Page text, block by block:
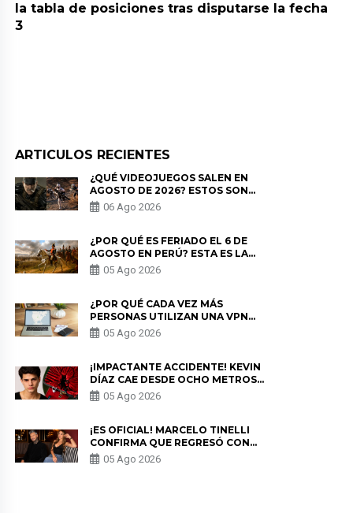
la tabla de posiciones tras disputarse la fecha
3
ARTICULOS RECIENTES
¿QUÉ VIDEOJUEGOS SALEN EN
AGOSTO DE 2026? ESTOS SON
LOS ESTRENOS MÁS ESPERADOS
06 Ago 2026
¿POR QUÉ ES FERIADO EL 6 DE
AGOSTO EN PERÚ? ESTA ES LA
HISTORIA
05 Ago 2026
¿POR QUÉ CADA VEZ MÁS
PERSONAS UTILIZAN UNA VPN
PARA PROTEGER SU
PRIVACIDAD?
05 Ago 2026
¡IMPACTANTE ACCIDENTE! KEVIN
DÍAZ CAE DESDE OCHO METROS
EN “ESTO ES GUERRA” Y GENERA
PREOCUPACIÓN
05 Ago 2026
¡ES OFICIAL! MARCELO TINELLI
CONFIRMA QUE REGRESÓ CON
MILETT FIGUEROA: “EL AMOR
PUDO MÁS”
05 Ago 2026